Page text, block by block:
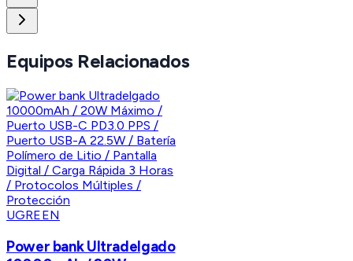
Equipos Relacionados
UGREEN
Power bank Ultradelgado